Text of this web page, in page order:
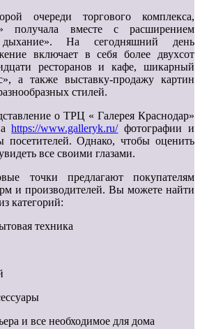
очереди торгового комплекса,
получала вместе с расширением
На сегодняшний день
включает в себя более двухсот
ресторанов и кафе, шикарный
а также выставку-продажу картин
стилей.
о ТРЦ « Галерея Краснодар»
https://www.galleryk.ru/фотографии и
посетителей. Однако, чтобы оценить
все своими глазами.
точки предлагают покупателям
и производителей. Вы можете найти
категорий:
техника
и все необходимое для дома